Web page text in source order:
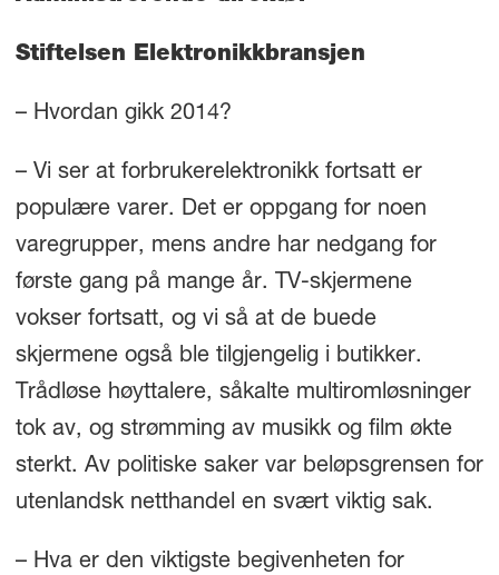
Stiftelsen Elektronikkbransjen
– Hvordan gikk 2014?
– Vi ser at forbrukerelektronikk fortsatt er
populære varer. Det er oppgang for noen
varegrupper, mens andre har nedgang for
første gang på mange år. TV-skjermene
vokser fortsatt, og vi så at de buede
skjermene også ble tilgjengelig i butikker.
Trådløse høyttalere, såkalte multiromløsninger
tok av, og strømming av musikk og film økte
sterkt. Av politiske saker var beløpsgrensen for
utenlandsk netthandel en svært viktig sak.
– Hva er den viktigste begivenheten for